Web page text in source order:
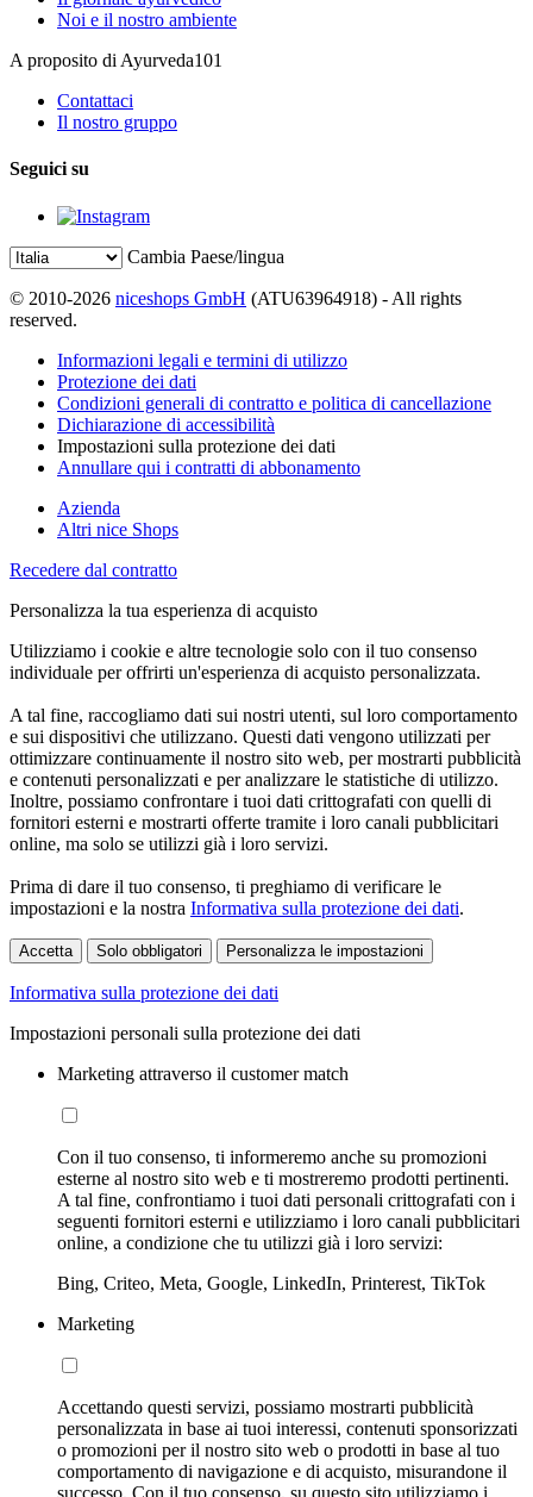
Noi e il nostro ambiente
A proposito di Ayurveda101
Contattaci
Il nostro gruppo
Seguici su
Cambia Paese/lingua
© 2010-2026 niceshops GmbH (ATU63964918) - All rights
reserved.
Informazioni legali e termini di utilizzo
Protezione dei dati
Condizioni generali di contratto e politica di cancellazione
Dichiarazione di accessibilità
Impostazioni sulla protezione dei dati
Annullare qui i contratti di abbonamento
Azienda
Altri nice Shops
Recedere dal contratto
Personalizza la tua esperienza di acquisto
Utilizziamo i cookie e altre tecnologie solo con il tuo consenso
individuale per offrirti un'esperienza di acquisto personalizzata.
A tal fine, raccogliamo dati sui nostri utenti, sul loro comportamento
e sui dispositivi che utilizzano. Questi dati vengono utilizzati per
ottimizzare continuamente il nostro sito web, per mostrarti pubblicità
e contenuti personalizzati e per analizzare le statistiche di utilizzo.
Inoltre, possiamo confrontare i tuoi dati crittografati con quelli di
fornitori esterni e mostrarti offerte tramite i loro canali pubblicitari
online, ma solo se utilizzi già i loro servizi.
Prima di dare il tuo consenso, ti preghiamo di verificare le
impostazioni e la nostra Informativa sulla protezione dei dati.
Accetta Solo obbligatori Personalizza le impostazioni
Informativa sulla protezione dei dati
Impostazioni personali sulla protezione dei dati
Marketing attraverso il customer match
Con il tuo consenso, ti informeremo anche su promozioni
esterne al nostro sito web e ti mostreremo prodotti pertinenti.
A tal fine, confrontiamo i tuoi dati personali crittografati con i
seguenti fornitori esterni e utilizziamo i loro canali pubblicitari
online, a condizione che tu utilizzi già i loro servizi:
Bing, Criteo, Meta, Google, LinkedIn, Printerest, TikTok
Marketing
Accettando questi servizi, possiamo mostrarti pubblicità
personalizzata in base ai tuoi interessi, contenuti sponsorizzati
o promozioni per il nostro sito web o prodotti in base al tuo
comportamento di navigazione e di acquisto, misurandone il
successo. Con il tuo consenso, su questo sito utilizziamo i